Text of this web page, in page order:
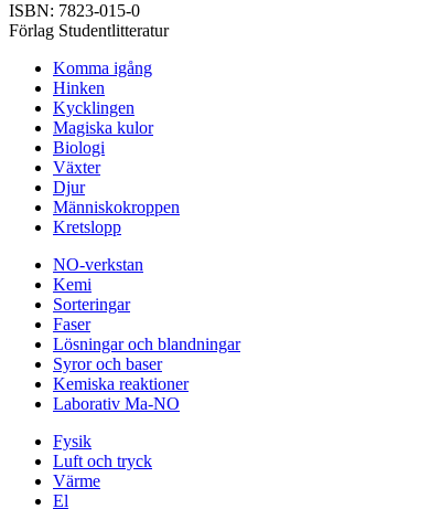
ISBN: 7823-015-0
Förlag Studentlitteratur
Komma igång
Hinken
Kycklingen
Magiska kulor
Biologi
Växter
Djur
Människokroppen
Kretslopp
NO-verkstan
Kemi
Sorteringar
Faser
Lösningar och blandningar
Syror och baser
Kemiska reaktioner
Laborativ Ma-NO
Fysik
Luft och tryck
Värme
El